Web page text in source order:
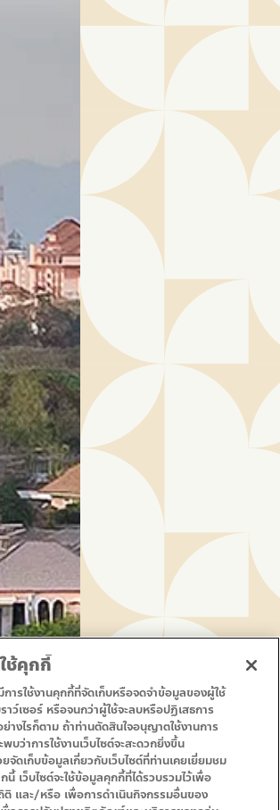
ช้คุกกี้
ารใช้งานคุกกี้ที่จัดเก็บหรือจดจำข้อมูลของผู้ใช้
าว์เซอร์ หรือจนกว่าผู้ใช้จะลบหรือปฏิเสธการ
างไรก็ตาม ถ้าท่านตัดสินใจอนุญาตใช้งานการ
บว่าการใช้งานเว็บไซต์จะสะดวกยิ่งขึ้น
จัดเก็บข้อมูลเกี่ยวกับเว็บไซต์ที่ท่านเคยเยี่ยมชม
นี้ เว็บไซต์จะใช้ข้อมูลคุกกี้ที่ได้รวบรวมไว้เพื่อ
ติ และ/หรือ เพื่อการดำเนินกิจกรรมอื่นของ